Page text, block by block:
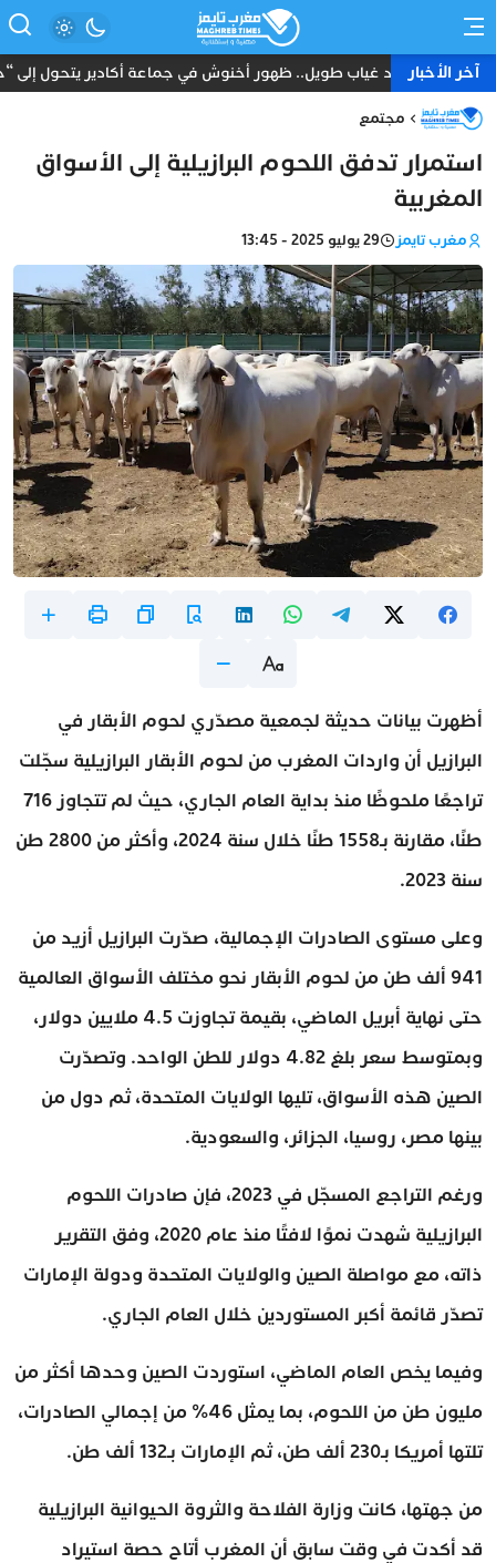
آخر الأخباربعد غياب طويل.. ظهور أخنوش في جماعة أكادير يتحول إلى
مجتمع
استمرار تدفق اللحوم البرازيلية إلى الأسواق
المغربية
مغرب تايمز 29 يوليو 2025 - 13:45
أظهرت بيانات حديثة لجمعية مصدّري لحوم الأبقار في
البرازيل أن واردات المغرب من لحوم الأبقار البرازيلية سجّلت
تراجعًا ملحوظًا منذ بداية العام الجاري، حيث لم تتجاوز 716
طنًا، مقارنة بـ1558 طنًا خلال سنة 2024، وأكثر من 2800 طن
سنة 2023.
وعلى مستوى الصادرات الإجمالية، صدّرت البرازيل أزيد من
941 ألف طن من لحوم الأبقار نحو مختلف الأسواق العالمية
حتى نهاية أبريل الماضي، بقيمة تجاوزت 4.5 ملايين دولار،
وبمتوسط سعر بلغ 4.82 دولار للطن الواحد. وتصدّرت
الصين هذه الأسواق، تليها الولايات المتحدة، ثم دول من
بينها مصر، روسيا، الجزائر، والسعودية.
ورغم التراجع المسجّل في 2023، فإن صادرات اللحوم
البرازيلية شهدت نموًا لافتًا منذ عام 2020، وفق التقرير
ذاته، مع مواصلة الصين والولايات المتحدة ودولة الإمارات
تصدّر قائمة أكبر المستوردين خلال العام الجاري.
وفيما يخص العام الماضي، استوردت الصين وحدها أكثر من
مليون طن من اللحوم، بما يمثل 46% من إجمالي الصادرات،
تلتها أمريكا بـ230 ألف طن، ثم الإمارات بـ132 ألف طن.
من جهتها، كانت وزارة الفلاحة والثروة الحيوانية البرازيلية
قد أكدت في وقت سابق أن المغرب أتاح حصة استيراد